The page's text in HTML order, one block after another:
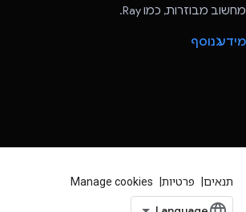
מחשוב מבוזרות, כמו Ray.
מידע נוסף
תנאים פרטיות Manage cookies